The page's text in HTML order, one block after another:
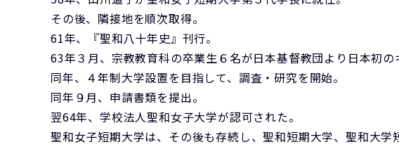
その後、隣接地を順次取得。
61年、『聖和八十年史』刊行。
63年３月、宗教教育科の卒業生６名が日本基督教団より日本初の
同年、４年制大学設置を目指して、調査・研究を開始。
同年９月、申請書類を提出。
翌64年、学校法人聖和女子大学が認可された。
聖和女子短期大学は、その後も存続し、聖和短期大学、聖和大